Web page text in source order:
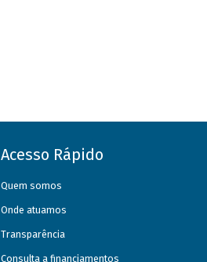
Acesso Rápido
Quem somos
Onde atuamos
Transparência
Consulta a financiamentos